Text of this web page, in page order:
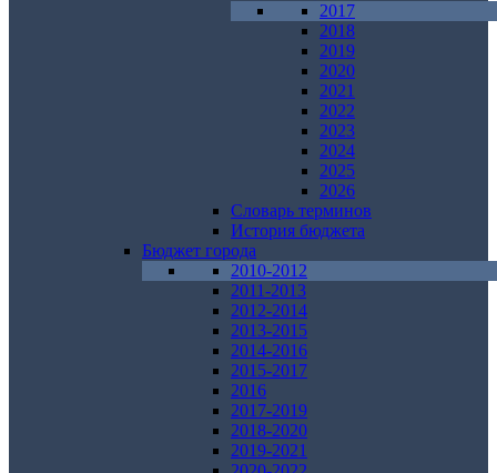
2017
2018
2019
2020
2021
2022
2023
2024
2025
2026
Словарь терминов
История бюджета
Бюджет города
2010-2012
2011-2013
2012-2014
2013-2015
2014-2016
2015-2017
2016
2017-2019
2018-2020
2019-2021